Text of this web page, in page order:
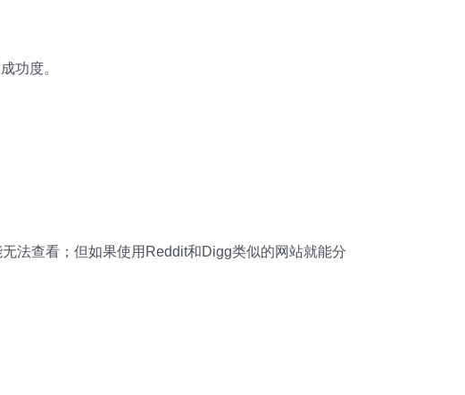
功度。
法查看；但如果使用Reddit和Digg类似的网站就能分